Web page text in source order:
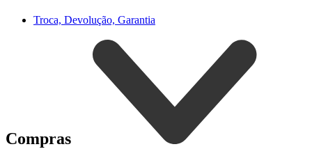
Troca, Devolução, Garantia
Compras